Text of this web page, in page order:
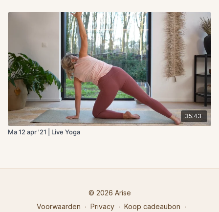
35:43
Ma 12 apr '21 | Live Yoga
© 2026 Arise
Voorwaarden ∙ Privacy ∙ Koop cadeaubon ∙